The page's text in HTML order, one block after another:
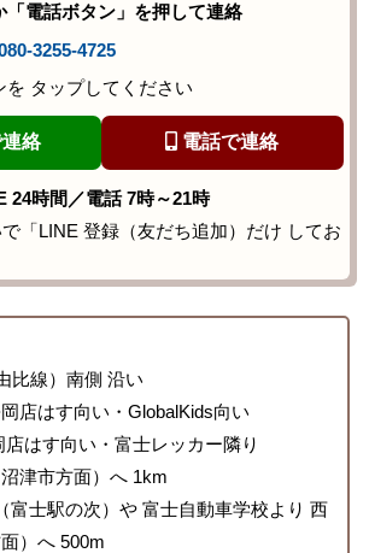
「電話ボタン」を押して連絡
3255-4725
を タップしてください
絡 電話で連絡
24時間／電話 7時～21時
「LINE 登録（友だち追加）だけ してお
比線）南側 沿い
店はす向い・GlobalKids向い
店はす向い・富士レッカー隣り
津市方面）へ 1km
富士駅の次）や 富士自動車学校より 西
）へ 500m